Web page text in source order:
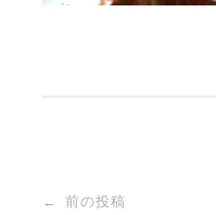
投
← 前の投稿